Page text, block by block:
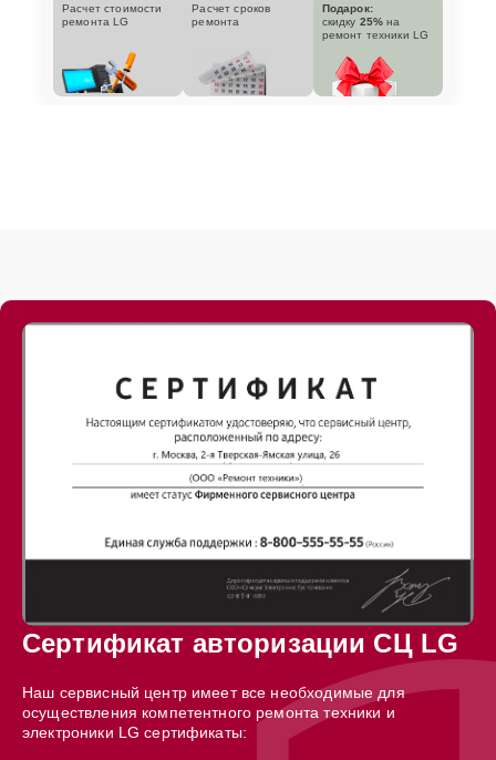
Расчет стоимости
ремонта LG
Расчет сроков
ремонта
Подарок:
скидку 25% на
ремонт техники LG
Сертификат авторизации СЦ LG
Наш сервисный центр имеет все необходимые для
осуществления компетентного ремонта техники и
электроники LG сертификаты: